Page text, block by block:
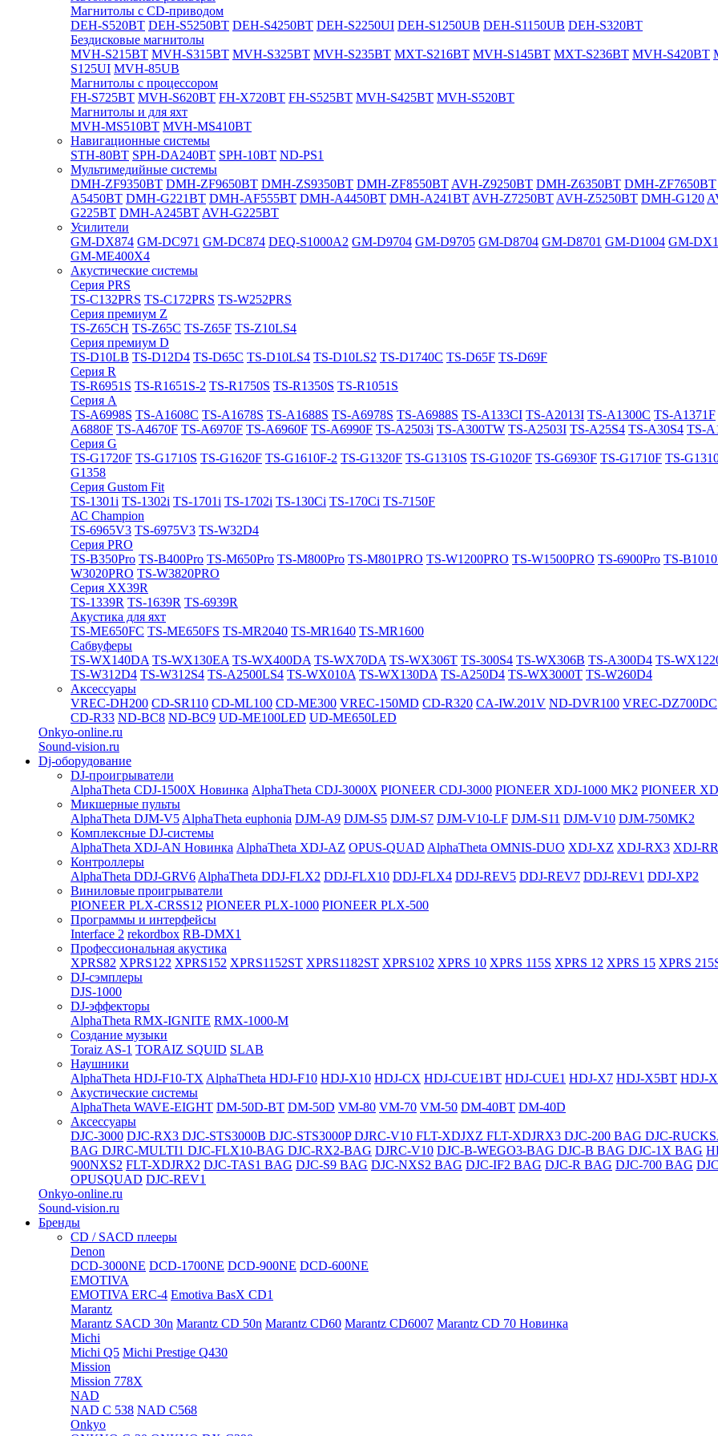
Магнитолы с CD-приводом
DEH-S520BT DEH-S5250BT DEH-S4250BT DEH-S2250UI DEH-S1250UB DEH-S1150UB DEH-S320BT
Бездисковые магнитолы
MVH-S215BT MVH-S315BT MVH-S325BT MVH-S235BT MXT-S216BT MVH-S145BT MXT-S236BT MVH-S420BT
S125UI MVH-85UB
Магнитолы с процессором
FH-S725BT MVH-S620BT FH-X720BT FH-S525BT MVH-S425BT MVH-S520BT
Магнитолы и для яхт
MVH-MS510BT MVH-MS410BT
Навигационные системы
STH-80BT SPH-DA240BT SPH-10BT ND-PS1
Мультимедийные системы
DMH-ZF9350BT DMH-ZF9650BT DMH-ZS9350BT DMH-ZF8550BT AVH-Z9250BT DMH-Z6350BT DMH-ZF7650BT
A5450BT DMH-G221BT DMH-AF555BT DMH-A4450BT DMH-A241BT AVH-Z7250BT AVH-Z5250BT DMH-G120
G225BT DMH-A245BT AVH-G225BT
Усилители
GM-DX874 GM-DC971 GM-DC874 DEQ-S1000A2 GM-D9704 GM-D9705 GM-D8704 GM-D8701 GM-D1004 GM-
GM-ME400X4
Акустические системы
Cерия PRS
TS-C132PRS TS-C172PRS TS-W252PRS
Cерия премиум Z
TS-Z65CH TS-Z65C TS-Z65F TS-Z10LS4
Cерия премиум D
TS-D10LB TS-D12D4 TS-D65C TS-D10LS4 TS-D10LS2 TS-D1740C TS-D65F TS-D69F
Cерия R
TS-R6951S TS-R1651S-2 TS-R1750S TS-R1350S TS-R1051S
Cерия A
TS-A6998S TS-A1608C TS-A1678S TS-A1688S TS-A6978S TS-A6988S TS-A133CI TS-A2013I TS-A1300C TS-A1371F
A6880F TS-A4670F TS-A6970F TS-A6960F TS-A6990F TS-A2503i TS-A300TW TS-A2503I TS-A25S4 TS-A30S4 TS-
Cерия G
TS-G1720F TS-G1710S TS-G1620F TS-G1610F-2 TS-G1320F TS-G1310S TS-G1020F TS-G6930F TS-G1710F TS-
G1358
Cерия Gustom Fit
TS-1301i TS-1302i TS-1701i TS-1702i TS-130Ci TS-170Ci TS-7150F
АС Champion
TS-6965V3 TS-6975V3 TS-W32D4
Cерия PRO
TS-B350Pro TS-B400Pro TS-M650Pro TS-M800Pro TS-M801PRO TS-W1200PRO TS-W1500PRO TS-6900Pro TS-
W3020PRO TS-W3820PRO
Cерия XX39R
TS-1339R TS-1639R TS-6939R
Акустика для яхт
TS-ME650FC TS-ME650FS TS-MR2040 TS-MR1640 TS-MR1600
Сабвуферы
TS-WX140DA TS-WX130EA TS-WX400DA TS-WX70DA TS-WX306T TS-300S4 TS-WX306B TS-A300D4 TS-
TS-W312D4 TS-W312S4 TS-A2500LS4 TS-WX010A TS-WX130DA TS-A250D4 TS-WX3000T TS-W260D4
Аксессуары
VREC-DH200 CD-SR110 CD-ML100 CD-ME300 VREC-150MD CD-R320 CA-IW.201V ND-DVR100 VREC-DZ700DC
CD-R33 ND-BC8 ND-BC9 UD-ME100LED UD-ME650LED
Onkyo-online.ru
Sound-vision.ru
Dj-оборудование
DJ-проигрыватели
AlphaTheta CDJ-1500X Новинка AlphaTheta CDJ-3000X PIONEER CDJ-3000 PIONEER XDJ-1000 MK2 PIONEER
Микшерные пульты
AlphaTheta DJM-V5 AlphaTheta euphonia DJM-A9 DJM-S5 DJM-S7 DJM-V10-LF DJM-S11 DJM-V10 DJM-750MK2
Комплексные DJ-системы
AlphaTheta XDJ-AN Новинка AlphaTheta XDJ-AZ OPUS-QUAD AlphaTheta OMNIS-DUO XDJ-XZ XDJ-RX3 XDJ-RR
Контроллеры
AlphaTheta DDJ-GRV6 AlphaTheta DDJ-FLX2 DDJ-FLX10 DDJ-FLX4 DDJ-REV5 DDJ-REV7 DDJ-REV1 DDJ-XP2
Виниловые проигрыватели
PIONEER PLX-CRSS12 PIONEER PLX-1000 PIONEER PLX-500
Программы и интерфейсы
Interface 2 rekordbox RB-DMX1
Профессиональная акустика
XPRS82 XPRS122 XPRS152 XPRS1152ST XPRS1182ST XPRS102 XPRS 10 XPRS 115S XPRS 12 XPRS 15 XPRS
DJ-сэмплеры
DJS-1000
DJ-эффекторы
AlphaTheta RMX-IGNITE RMX-1000-M
Создание музыки
Toraiz AS-1 TORAIZ SQUID SLAB
Наушники
AlphaTheta HDJ-F10-TX AlphaTheta HDJ-F10 HDJ-X10 HDJ-CX HDJ-CUE1BT HDJ-CUE1 HDJ-X7 HDJ-X5BT HDJ-
Акустические системы
AlphaTheta WAVE-EIGHT DM-50D-BT DM-50D VM-80 VM-70 VM-50 DM-40BT DM-40D
Аксессуары
DJC-3000 DJC-RX3 DJC-STS3000B DJC-STS3000PDJRC-V10 FLT-XDJXZ FLT-XDJRX3 DJC-200 BAG DJC-
BAG DJRC-MULTI1 DJC-FLX10-BAG DJC-RX2-BAG DJRC-V10 DJC-B-WEGO3-BAG DJC-B BAG DJC-1X BAG
900NXS2 FLT-XDJRX2 DJC-TAS1 BAG DJC-S9 BAG DJC-NXS2 BAG DJC-IF2 BAG DJC-R BAG DJC-700 BAG
OPUSQUAD DJC-REV1
Onkyo-online.ru
Sound-vision.ru
Бренды
CD / SACD плееры
Denon
DCD-3000NE DCD-1700NE DCD-900NE DCD-600NE
EMOTIVA
EMOTIVA ERC-4 Emotiva BasX CD1
Marantz
Marantz SACD 30n Marantz CD 50n Marantz CD60 Marantz CD6007 Marantz CD 70 Новинка
Michi
Michi Q5 Michi Prestige Q430
Mission
Mission 778X
NAD
NAD C 538 NAD C568
Onkyo